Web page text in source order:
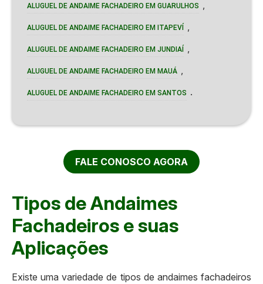
ALUGUEL DE ANDAIME FACHADEIRO EM GUARULHOS
ALUGUEL DE ANDAIME FACHADEIRO EM ITAPEVÍ
ALUGUEL DE ANDAIME FACHADEIRO EM JUNDIAÍ
ALUGUEL DE ANDAIME FACHADEIRO EM MAUÁ
ALUGUEL DE ANDAIME FACHADEIRO EM SANTOS .
FALE CONOSCO AGORA
Tipos de Andaimes
Fachadeiros e suas
Aplicações
Existe uma variedade de tipos de andaimes fachadeiros